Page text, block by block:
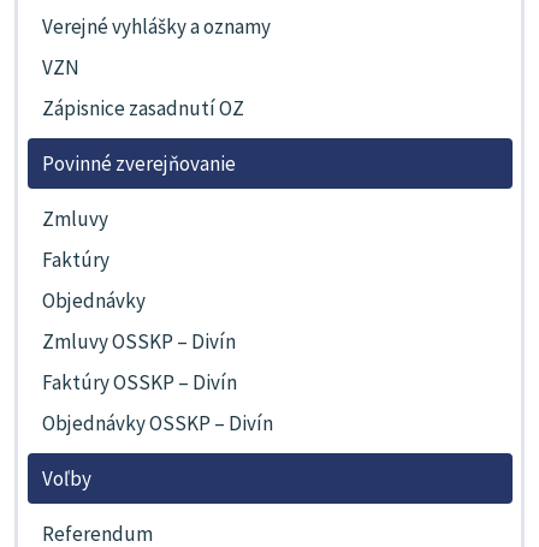
Verejné vyhlášky a oznamy
VZN
Zápisnice zasadnutí OZ
Povinné zverejňovanie
Zmluvy
Faktúry
Objednávky
Zmluvy OSSKP – Divín
Faktúry OSSKP – Divín
Objednávky OSSKP – Divín
Voľby
Referendum